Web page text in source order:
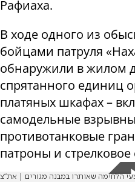
Рафиаха.
В ходе одного из
бойцами патруля
обнаружили в жилом
спрятанного единиц
платяных шкафах –
самодельные
противотанковые
патроны и
הלחימה שאותרו במבנה מגורים | את"צ